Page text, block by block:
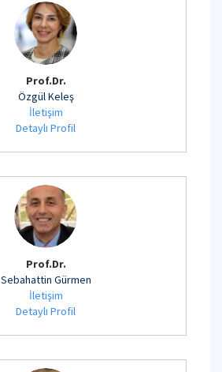
Prof.Dr.
Özgül Keleş
İletişim
Detaylı Profil
Prof.Dr.
Sebahattin Gürmen
İletişim
Detaylı Profil